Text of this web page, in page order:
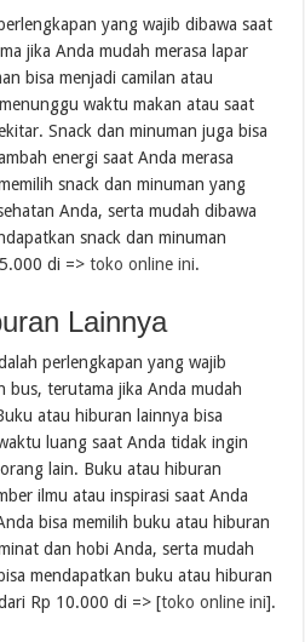
yang wajib dibawa saat
jika Anda mudah merasa lapar
bisa menjadi camilan atau
waktu makan atau saat
Snack dan minuman juga bisa
energi saat Anda merasa
snack dan minuman yang
Anda, serta mudah dibawa
snack dan minuman
di =>toko online ini.
Lainnya
perlengkapan yang wajib
bus, terutama jika Anda mudah
atau hiburan lainnya bisa
luang saat Anda tidak ingin
lain. Buku atau hiburan
ilmu atau inspirasi saat Anda
bisa memilih buku atau hiburan
dan hobi Anda, serta mudah
mendapatkan buku atau hiburan
Rp 10.000 di => [toko online ini].